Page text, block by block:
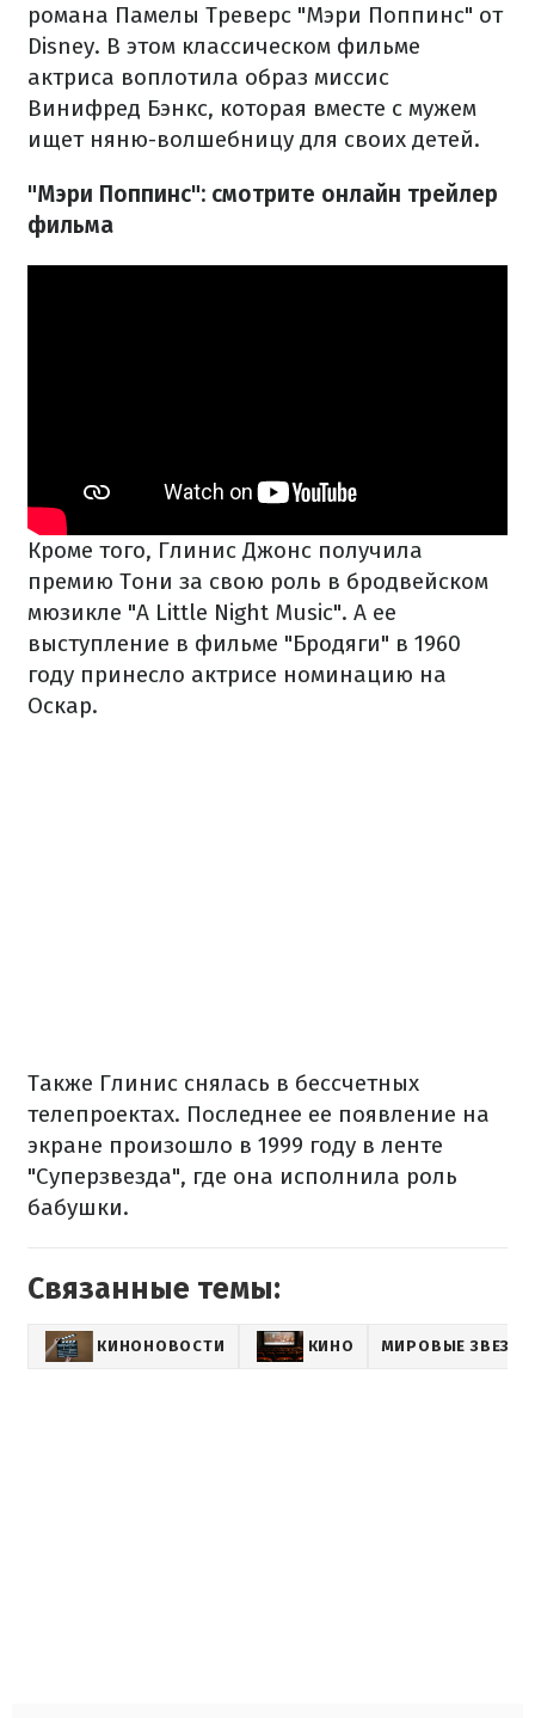
романа Памелы Треверс "Мэри Поппинс" от
Disney. В этом классическом фильме
актриса воплотила образ миссис
Винифред Бэнкс, которая вместе с мужем
ищет няню-волшебницу для своих детей.
"Мэри Поппинс": смотрите онлайн трейлер
фильма
Кроме того, Глинис Джонс получила
премию Тони за свою роль в бродвейском
мюзикле "A Little Night Music". А ее
выступление в фильме "Бродяги" в 1960
году принесло актрисе номинацию на
Оскар.
Также Глинис снялась в бессчетных
телепроектах. Последнее ее появление на
экране произошло в 1999 году в ленте
"Суперзвезда", где она исполнила роль
бабушки.
Связанные темы:
КИНОНОВОСТИ КИНО МИРОВЫЕ ЗВЕЗДЫ